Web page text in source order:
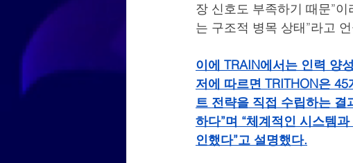
장 신호도 부족하기 때문”
는 구조적 병목 상태”라고
이에 TRAIN에서는 인력 양
저에 따르면 TRITHON은
트 전략을 직접 수립하는 결
하다”며 “체계적인 시스템
인했다”고 설명했다.